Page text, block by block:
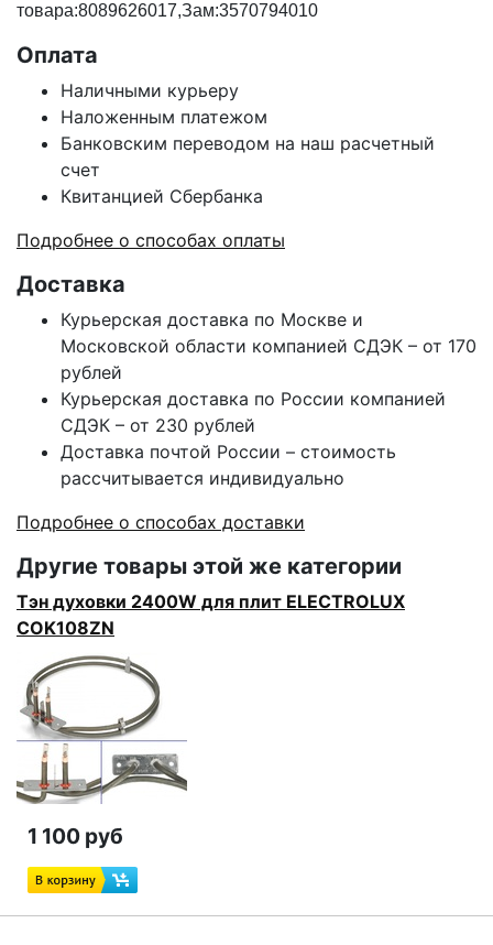
товара:8089626017,Зам:3570794010
Оплата
Наличными курьеру
Наложенным платежом
Банковским переводом на наш расчетный
счет
Квитанцией Сбербанка
Подробнее о способах оплаты
Доставка
Курьерская доставка по Москве и
Московской области компанией СДЭК – от 170
рублей
Курьерская доставка по России компанией
СДЭК – от 230 рублей
Доставка почтой России – стоимость
рассчитывается индивидуально
Подробнее о способах доставки
Другие товары этой же категории
Тэн духовки 2400W для плит ELECTROLUX
COK108ZN
1 100 руб